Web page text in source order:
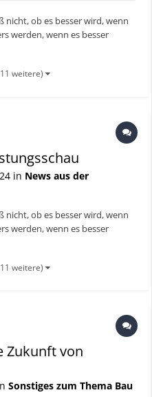
nicht, ob es besser wird, wenn
werden, wenn es besser
Schrode seine
Leistungsschau für...
weitere)
in News aus der
nicht, ob es besser wird, wenn
werden, wenn es besser
Schrode seine
Leistungsschau für...
weitere)
Zukunft von
Sonstiges zum Thema Bau